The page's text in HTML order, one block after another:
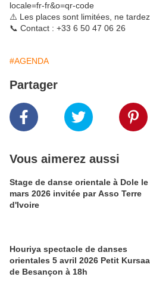
locale=fr-fr&o=qr-code
⚠️ Les places sont limitées, ne
📞 Contact : +33 6 50 47 06 26
#AGENDA
Partager
Vous aimerez aussi
Stage de danse orientale à Dole le
mars 2026 invitée par Asso Terre
d'Ivoire
Houriya spectacle de danses
orientales 5 avril 2026 Petit
de Besançon à 18h